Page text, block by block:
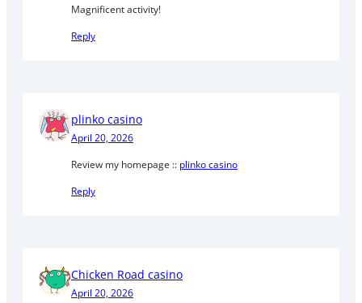
Magnificent activity!
Reply
plinko casino
April 20, 2026
Review my homepage :: plinko casino
Reply
Chicken Road casino
April 20, 2026